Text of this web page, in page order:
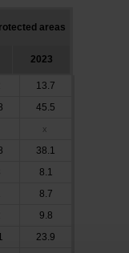
areas
2023
13.7
45.5
x
38.1
8.1
8.7
9.8
23.9